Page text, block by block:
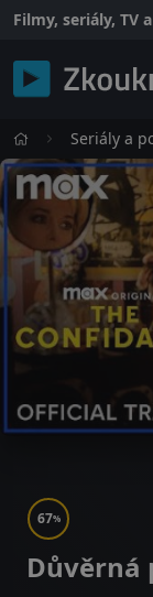
Filmy, seriály, TV
Seriály a
67%
Důvěrná